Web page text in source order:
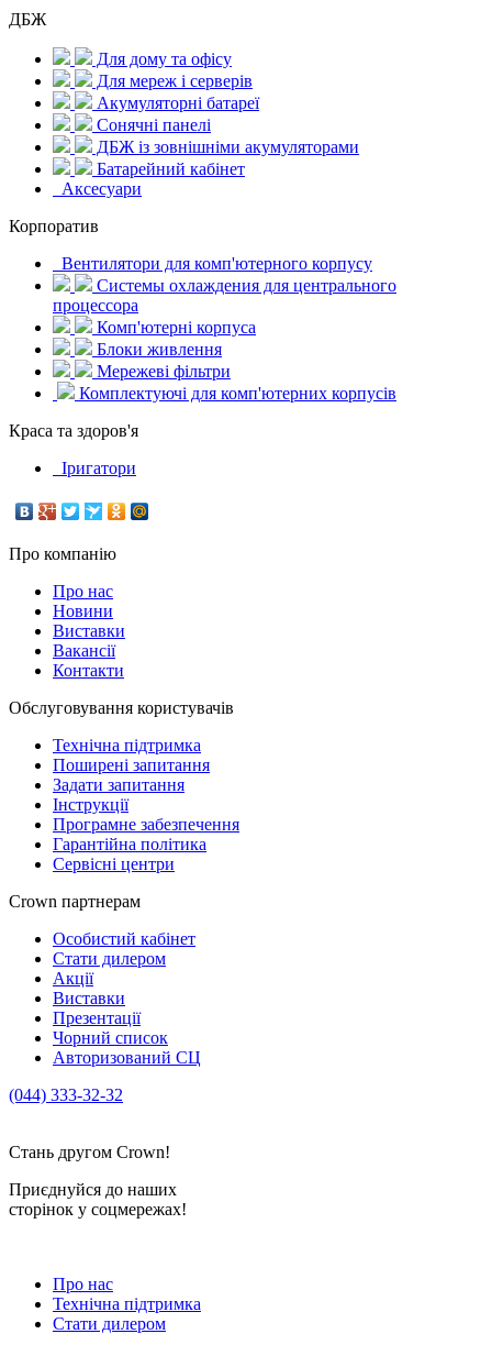
ДБЖ
Для дому та офісу
Для мереж і серверів
Акумуляторні батареї
Сонячні панелі
ДБЖ із зовнішніми акумуляторами
Батарейний кабінет
Аксесуари
Корпоратив
Вентилятори для комп'ютерного корпусу
Системы охлаждения для центрального
процессора
Комп'ютерні корпуса
Блоки живлення
Мережеві фільтри
Комплектуючі для комп'ютерних корпусів
Краса та здоров'я
Іригатори
Про компанію
Про нас
Новини
Виставки
Вакансії
Контакти
Обслуговування користувачів
Технічна підтримка
Поширені запитання
Задати запитання
Інструкції
Програмне забезпечення
Гарантійна політика
Сервісні центри
Crown партнерам
Особистий кабінет
Стати дилером
Акції
Виставки
Презентації
Чорний список
Авторизований СЦ
(044) 333-32-32
Стань другом Crown!
Приєднуйся до наших
сторінок у соцмережах!
Про нас
Технічна підтримка
Стати дилером